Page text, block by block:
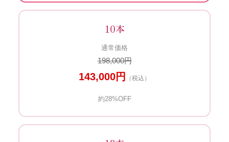
10本
通常価格
198,000円
143,000円 （税込）
約28%OFF